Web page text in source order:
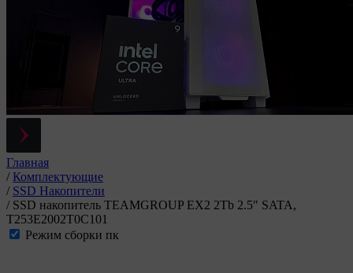
Главная
/ Комплектующие
/ SSD Накопители
/ SSD накопитель TEAMGROUP EX2 2Tb 2.5" SATA,
T253E2002T0C101
Режим сборки пк